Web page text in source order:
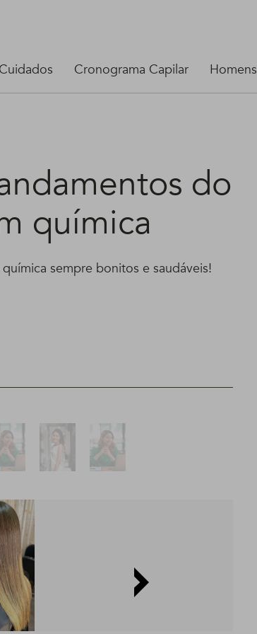
Cuidados Cronograma Capilar Homens
do
química
sempre bonitos e saudáveis!